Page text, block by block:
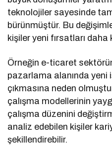
teknolojiler sayesinde
bürünmüştür. Bu
kişiler yeni fırsatları daha
Örneğin e-ticaret
pazarlama alanında yeni
çıkmasına neden
çalışma modellerinin
çalışma düzenini
analiz edebilen kişiler
şekillendirebilir.